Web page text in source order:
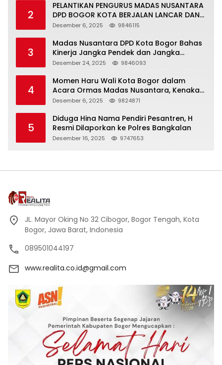
2
PELANTIKAN PENGURUS MADAS NUSANTARA
DPD BOGOR KOTA BERJALAN LANCAR DAN
KHIDMAT
Desember 6, 2025 9846115
3
Madas Nusantara DPD Kota Bogor Bahas
Kinerja Jangka Pendek dan Jangka
Panjang
Desember 24, 2025 9846093
4
Momen Haru Wali Kota Bogor dalam
Acara Ormas Madas Nusantara, Kenakan
Peci Hitam Tinggi sebagai Simbol
Desember 6, 2025 9824871
5
Diduga Hina Nama Pendiri Pesantren, H
Resmi Dilaporkan ke Polres Bangkalan
Desember 16, 2025 9747653
JL. Mayor Oking No 32 Cibogor, Bogor Tengah, Kota
Bogor, Jawa Barat, Indonesia
089501044197
www.realita.co.id@gmail.com